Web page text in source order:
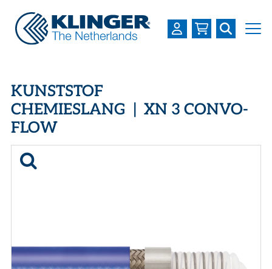
PRODUCTEN
INDUSTRIEËN
SERVICES
WERKEN BIJ
KUNSTSTOF
CHEMIESLANG | XN 3 CONVO-
FLOW